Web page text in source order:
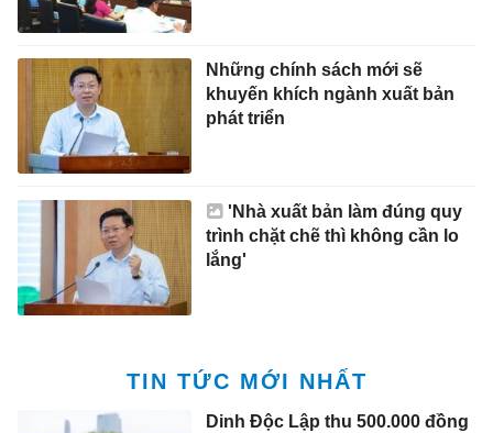
Những chính sách mới sẽ
khuyến khích ngành xuất bản
phát triển
'Nhà xuất bản làm đúng quy
trình chặt chẽ thì không cần lo
lắng'
TIN TỨC MỚI NHẤT
Dinh Độc Lập thu 500.000 đồng